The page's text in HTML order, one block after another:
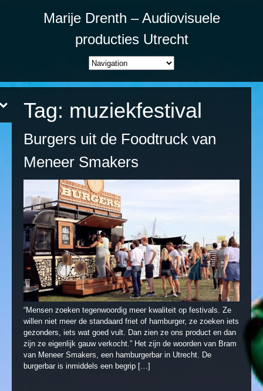
Marije Drenth – Audiovisuele
producties Utrecht
Tag: muziekfestival
Burgers uit de Foodtruck van
Meneer Smakers
“Mensen zoeken tegenwoordig meer kwaliteit op festivals. Ze
willen niet meer de standaard friet of hamburger, ze zoeken iets
gezonders, iets wat goed vult. Dan zien ze ons product en dan
zijn ze eigenlijk gauw verkocht.” Het zijn de woorden van Bram
van Meneer Smakers, een hamburgerbar in Utrecht. De
burgerbar is inmiddels een begrip […]